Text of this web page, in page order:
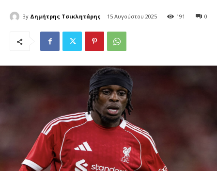
By Δημήτρης Τσικλητάρης 15 Αυγούστου 2025 0
191